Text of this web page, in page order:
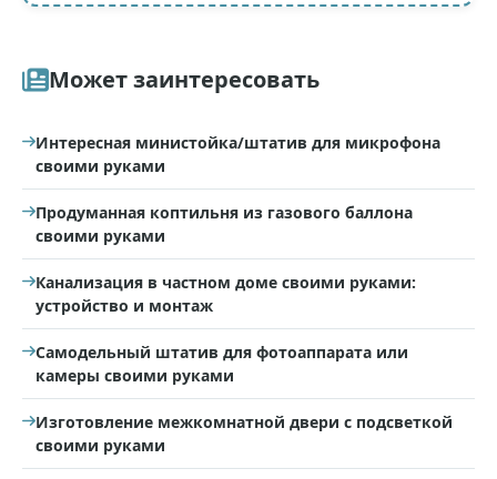
Может заинтересовать
Интересная министойка/штатив для микрофона
своими руками
Продуманная коптильня из газового баллона
своими руками
Канализация в частном доме своими руками:
устройство и монтаж
Самодельный штатив для фотоаппарата или
камеры своими руками
Изготовление межкомнатной двери с подсветкой
своими руками